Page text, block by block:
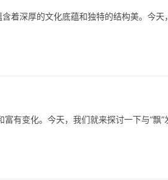
着深厚的文化底蕴和独特的结构美。今天
变化。今天，我们就来探讨一下与“飘”